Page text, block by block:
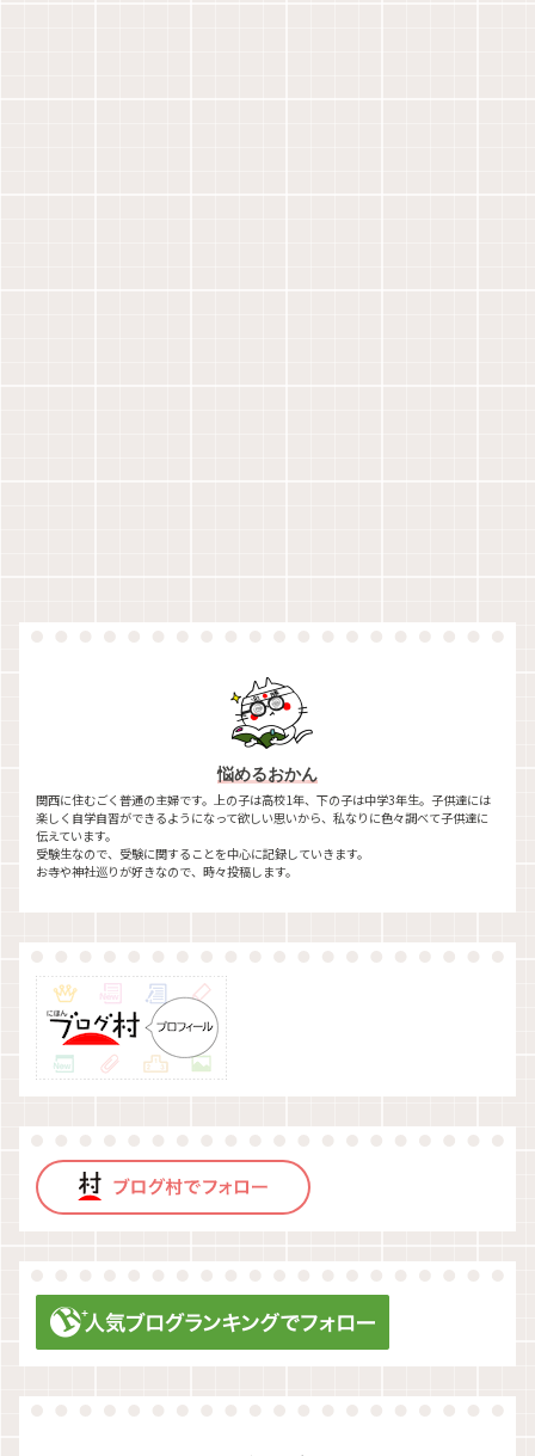
悩めるおかん
関西に住むごく普通の主婦です。上の子は高校1年、下の子は中学3年生。子供達には
楽しく自学自習ができるようになって欲しい思いから、私なりに色々調べて子供達に
伝えています。
受験生なので、受験に関することを中心に記録していきます。
お寺や神社巡りが好きなので、時々投稿します。